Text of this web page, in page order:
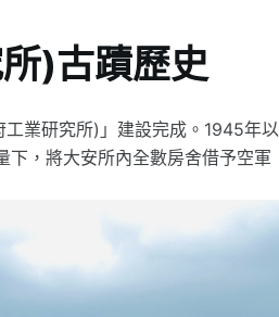
)古蹟歷史
業研究所)」建設完成。1945年以
，將大安所內全數房舍借予空軍